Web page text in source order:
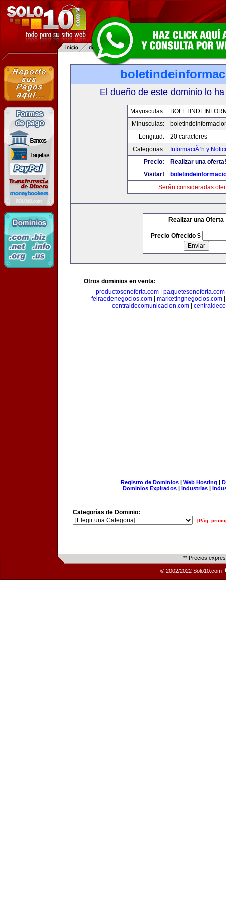
El dueño de este dominio lo
Mayusculas:
Minusculas:
Longitud:
20 caracteres
Categorias:
InformaciÃ³n y
Precio:
Realizar una oferta!
Visitar!
Serán consideradas
Realizar una Oferta
Precio Ofrecido $
Otros dominios en venta:
productosenoferta.com| paquetesenoferta.com
feiraodenegocios.com
marketingnegocios.com
centraldecomunicacion.com
Registro de Dominios| Web Hosting |
Dominios Expirados | Industrias |
Categorías de Dominio:
[Pág.
** Precios
© 2002/2022 Solo10.com